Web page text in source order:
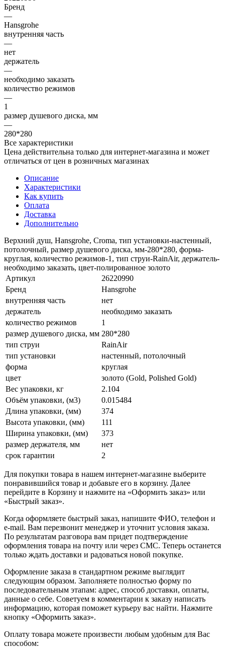
Бренд
—
Hansgrohe
внутренняя часть
—
нет
держатель
—
необходимо заказать
количество режимов
—
1
размер душевого диска, мм
—
280*280
Все характеристики
Цена действительна только для интернет-магазина и может
отличаться от цен в розничных магазинах
Описание
Характеристики
Как купить
Оплата
Доставка
Дополнительно
Верхний душ, Hansgrohe, Croma, тип установки-настенный,
потолочный, размер душевого диска, мм-280*280, форма-
круглая, количество режимов-1, тип струи-RainAir, держатель-
необходимо заказать, цвет-полированное золото
Артикул
26220990
Бренд
Hansgrohe
внутренняя часть
нет
держатель
необходимо заказать
количество режимов
1
размер душевого диска, мм 280*280
тип струи
RainAir
тип установки
настенный, потолочный
форма
круглая
цвет
золото (Gold, Polished Gold)
Вес упаковки, кг
2.104
Объём упаковки, (м3)
0.015484
Длина упаковки, (мм)
374
Высота упаковки, (мм)
111
Ширина упаковки, (мм)
373
размер держателя, мм
нет
срок гарантии
2
Для покупки товара в нашем интернет-магазине выберите
понравившийся товар и добавьте его в корзину. Далее
перейдите в Корзину и нажмите на «Оформить заказ» или
«Быстрый заказ».
Когда оформляете быстрый заказ, напишите ФИО, телефон и
e-mail. Вам перезвонит менеджер и уточнит условия заказа.
По результатам разговора вам придет подтверждение
оформления товара на почту или через СМС. Теперь останется
только ждать доставки и радоваться новой покупке.
Оформление заказа в стандартном режиме выглядит
следующим образом. Заполняете полностью форму по
последовательным этапам: адрес, способ доставки, оплаты,
данные о себе. Советуем в комментарии к заказу написать
информацию, которая поможет курьеру вас найти. Нажмите
кнопку «Оформить заказ».
Оплату товара можете произвести любым удобным для Вас
способом: